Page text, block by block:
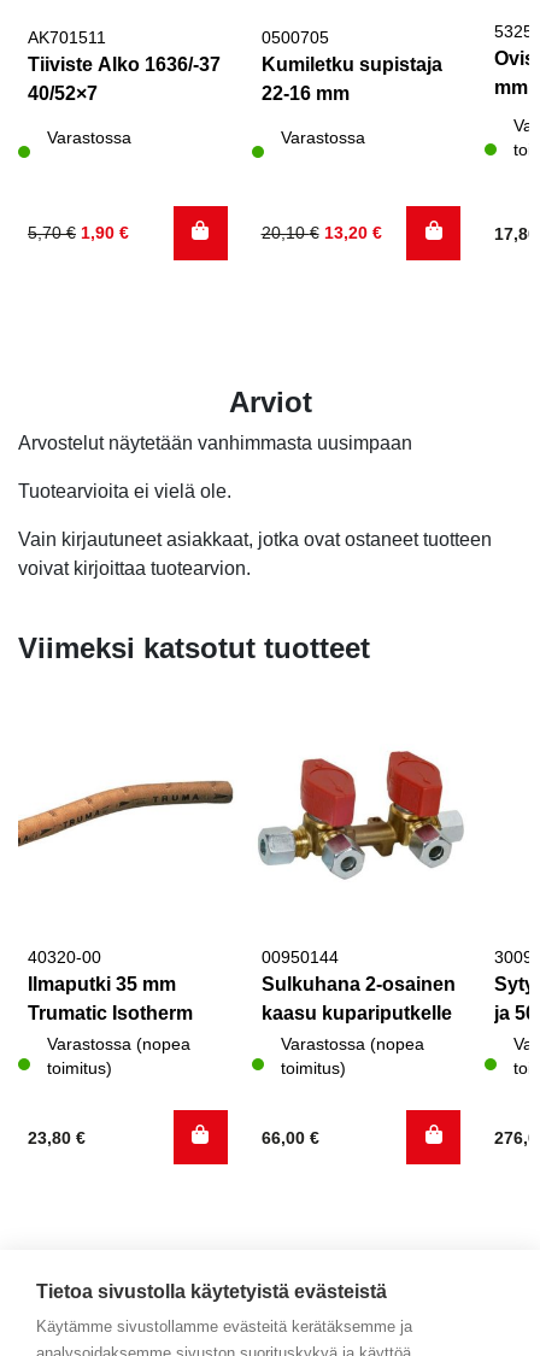
AK701511
Tiiviste Alko 1636/-37
40/52×7
Varastossa
5,70€
Alkuperäinen
1,90 €
Nykyinen
0500705
Kumiletku supistaja
22-16 mm
Varastossa
20,10€
Alkuperäinen
13,20 €
Nykyinen
mm
Arviot
Arvostelut näytetään vanhimmasta uusimpaan
Tuotearvioita ei vielä ole.
Vain kirjautuneet asiakkaat, jotka ovat ostaneet tuotteen
voivat kirjoittaa tuotearvion.
Viimeksi katsotut tuotteet
40320-00
Ilmaputki 35 mm
Trumatic Isotherm
Varastossa (nopea
toimitus)
23,80 €
00950144
Sulkuhana 2-osainen
kaasu kupariputkelle
Varastossa (nopea
toimitus)
66,00 €
ja
Tietoa sivustolla käytetyistä evästeistä
Käytämme sivustollamme evästeitä kerätäksemme ja